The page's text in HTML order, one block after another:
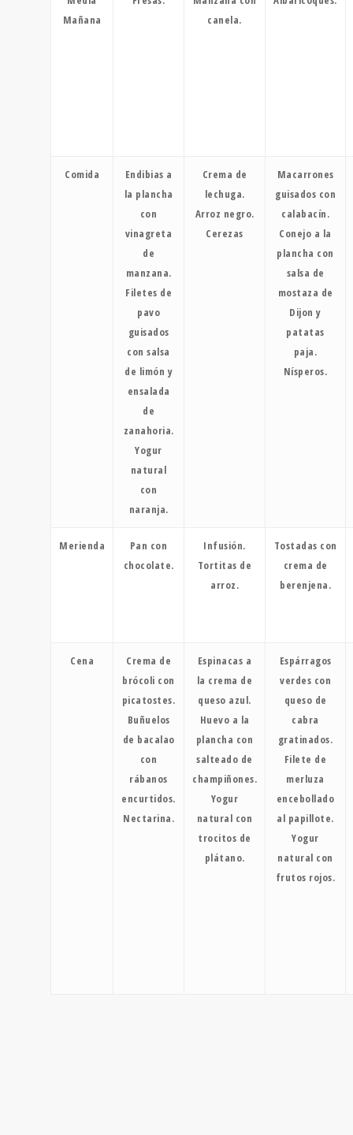
Mañana
canela.
Comida
Endibias a
la plancha
con
vinagreta
de
manzana.
Filetes de
pavo
guisados
con salsa
de limón y
ensalada
de
zanahoria.
Yogur
natural
con
naranja.
Crema de
lechuga.
Arroz negro.
Cerezas
Macarrones
guisados con
calabacín.
Conejo a la
plancha con
salsa de
mostaza de
Dijon y
patatas
paja.
Nísperos.
Merienda
Pan con
chocolate.
Infusión.
Tortitas de
arroz.
Tostadas con
crema de
berenjena.
Cena
Crema de
brócoli con
picatostes.
Buñuelos
de bacalao
con
rábanos
encurtidos.
Nectarina.
Espinacas a
la crema de
queso azul.
Huevo a la
plancha con
salteado de
champiñones.
Yogur
natural con
trocitos de
plátano.
Espárragos
verdes con
queso de
cabra
gratinados.
Filete de
merluza
encebollado
al papillote.
Yogur
natural con
frutos rojos.